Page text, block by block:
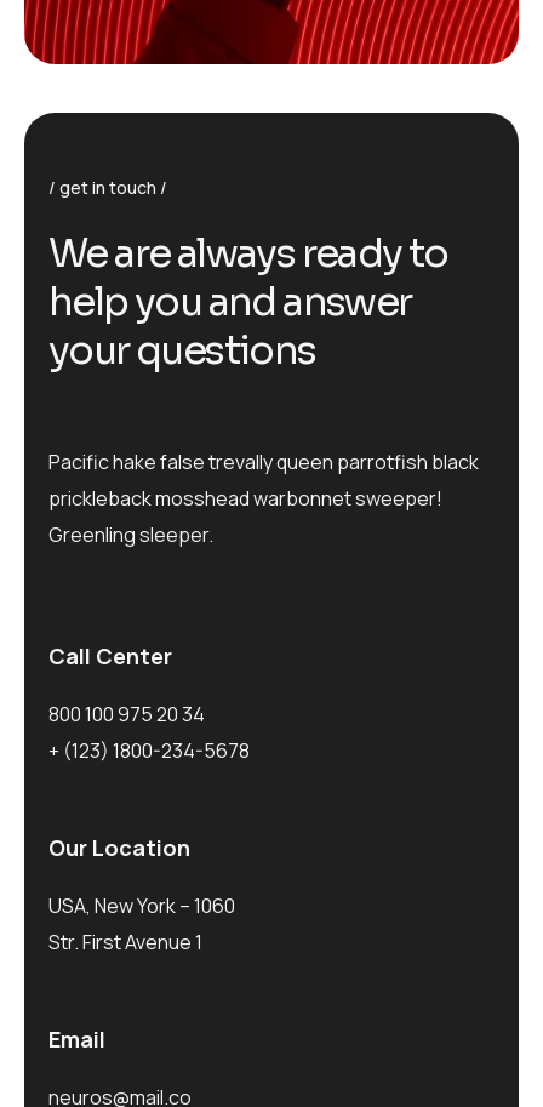
get in touch
We are always ready to
help you and answer
your questions
Pacific hake false trevally queen parrotfish black
prickleback mosshead warbonnet sweeper!
Greenling sleeper.
Call Center
800 100 975 20 34
+ (123) 1800-234-5678
Our Location
USA, New York – 1060
Str. First Avenue 1
Email
neuros@mail.co